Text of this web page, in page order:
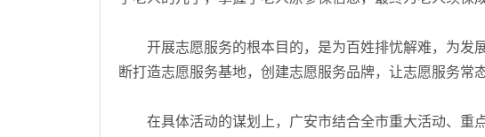
开展志愿服务的根本目的，是为百姓排忧解难，为发
断打造志愿服务基地，创建志愿服务品牌，让志愿服务常
在具体活动的谋划上，广安市结合全市重大活动、重点